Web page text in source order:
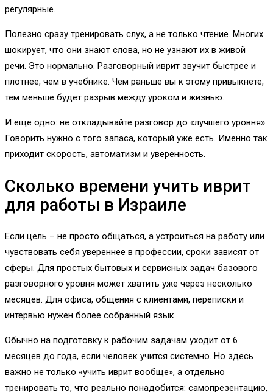
регулярные.
Полезно сразу тренировать слух, а не только чтение. Многих
шокирует, что они знают слова, но не узнают их в живой
речи. Это нормально. Разговорный иврит звучит быстрее и
плотнее, чем в учебнике. Чем раньше вы к этому привыкнете,
тем меньше будет разрыв между уроком и жизнью.
И еще одно: не откладывайте разговор до «лучшего уровня».
Говорить нужно с того запаса, который уже есть. Именно так
приходит скорость, автоматизм и уверенность.
Сколько времени учить иврит
для работы в Израиле
Если цель – не просто общаться, а устроиться на работу или
чувствовать себя увереннее в профессии, сроки зависят от
сферы. Для простых бытовых и сервисных задач базового
разговорного уровня может хватить уже через несколько
месяцев. Для офиса, общения с клиентами, переписки и
интервью нужен более собранный язык.
Обычно на подготовку к рабочим задачам уходит от 6
месяцев до года, если человек учится системно. Но здесь
важно не только «учить иврит вообще», а отдельно
тренировать то, что реально понадобится: самопрезентацию,